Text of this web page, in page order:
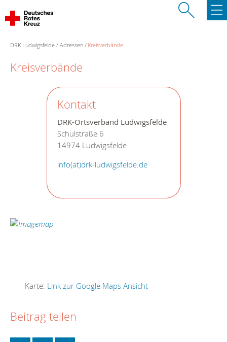
DRK Ludwigsfelde Adressen Kreisverbände
Kreisverbände
Kontakt
DRK-Ortsverband Ludwigsfelde
Schulstraße 6
14974 Ludwigsfelde
info(at)drk-ludwigsfelde.de
Karte: Link zur Google Maps Ansicht
Beitrag teilen